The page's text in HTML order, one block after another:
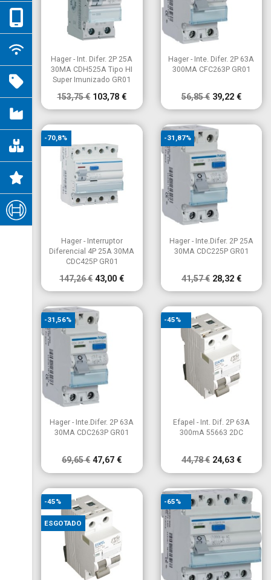
Vista rápida
Hager - Int. Difer. 2P 25A
30MA CDH525A Tipo HI
Super Imunizado GR01
153,75 € 103,78 €
Vista rápida
Hager - Inte. Difer. 2P 63A
300MA CFC263P GR01
56,85 € 39,22 €
Vista rápida
Hager - Interruptor
Diferencial 4P 25A 30MA
CDC425P GR01
147,26 € 43,00 €
-70,8%
Vista rápida
Hager - Inte.Difer. 2P 25A
30MA CDC225P GR01
41,57 € 28,32 €
-31,87%
Vista rápida
Hager - Inte.Difer. 2P 63A
30MA CDC263P GR01
69,65 € 47,67 €
-31,56%
 Vista rápida
Efapel - Int. Dif. 2P 63A
300mA 55663 2DC
44,78 € 24,63 €
-45%
-45%
ESGOTADO
-65%